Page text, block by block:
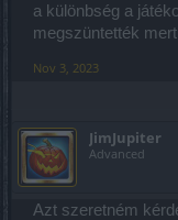
a különbség a
megszüntették
Nov 3, 2023
JimJupiter
Advanced
Azt szeretném